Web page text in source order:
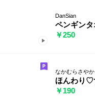
DanSian
ペンギンタ
￥250
なかむらさやか
ほんわり♡
￥190